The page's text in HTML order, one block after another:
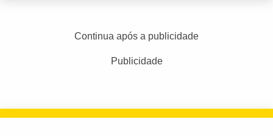
Continua após a publicidade
Publicidade